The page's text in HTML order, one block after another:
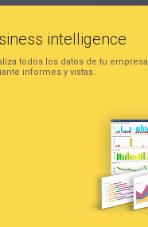
intelligence
todos los datos de tu empresa
informes y vistas.